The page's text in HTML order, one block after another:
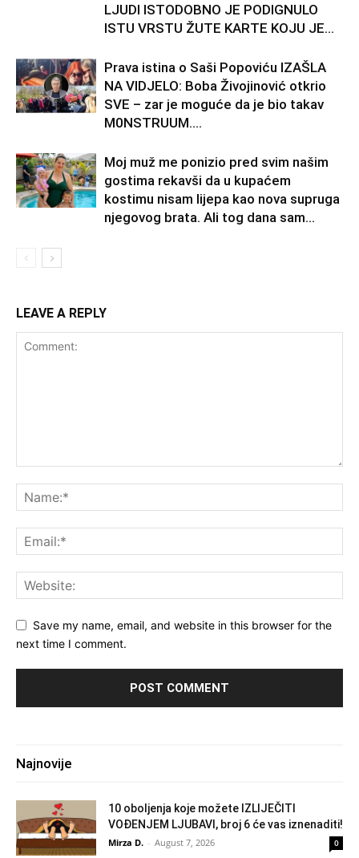
LJUDI ISTODOBNO JE PODIGNULO
ISTU VRSTU ŽUTE KARTE KOJU JE...
Prava istina o Saši Popoviću IZAŠLA
NA VIDJELO: Boba Živojinović otkrio
SVE – zar je moguće da je bio takav
M0NSTRUUM….
Moj muž me ponizio pred svim našim
gostima rekavši da u kupaćem
kostimu nisam lijepa kao nova supruga
njegovog brata. Ali tog dana sam...
LEAVE A REPLY
Save my name, email, and website in this browser for the
next time I comment.
Najnovije
10 oboljenja koje možete IZLIJEČITI
VOĐENJEM LJUBAVI, broj 6 će vas iznenaditi!
Mirza D. - August 7, 2026 0